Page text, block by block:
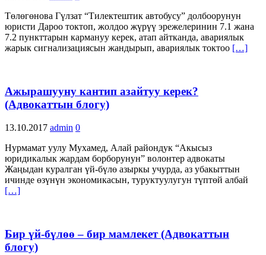
Төлөгөнова Гүлзат “Тилектештик автобусу” долбоорунун
юристи Дароо токтоп, жолдоо жүрүү эрежелеринин 7.1 жана
7.2 пункттарын кармануу керек, атап айтканда, авариялык
жарык сигнализациясын жандырып, авариялык токтоо […]
Ажырашууну кантип азайтуу керек?
(Адвокаттын блогу)
13.10.2017 admin 0
Нурмамат уулу Мухамед, Алай райондук “Акысыз
юридикалык жардам борборунун” волонтер адвокаты
Жаңыдан куралган үй-бүлө азыркы учурда, аз убакыттын
ичинде өзүнүн экономикасын, туруктуулугун түптөй албай
[…]
Бир үй-бүлөө – бир мамлекет (Адвокаттын
блогу)